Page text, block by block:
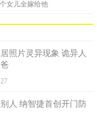
女儿全嫁给他
照片灵异现象 诡异人
人 纳智捷首创开门防